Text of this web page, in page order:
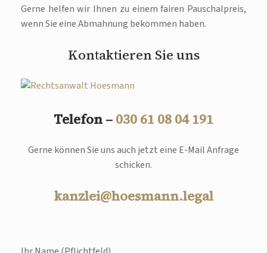
Gerne helfen wir Ihnen zu einem fairen Pauschalpreis,
wenn Sie eine Abmahnung bekommen haben.
Kontaktieren Sie uns
Telefon – 030 61 08 04 191
Gerne können Sie uns auch jetzt eine E-Mail Anfrage
schicken.
kanzlei@hoesmann.legal